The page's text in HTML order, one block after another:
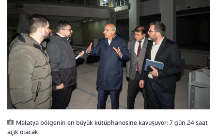
Malatya bölgenin en büyük kütüphanesine kavuşuyor: 7 gün 24 saat
açık olacak